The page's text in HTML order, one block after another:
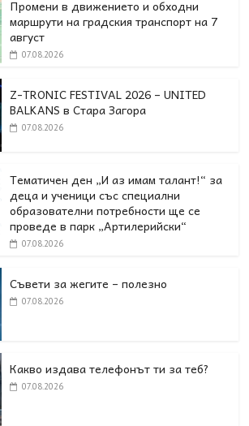
Промени в движението и обходни
маршрути на градския транспорт на 7
август
07.08.2026
Z-TRONIC FESTIVAL 2026 – UNITED
BALKANS в Стара Загора
07.08.2026
Тематичен ден „И аз имам талант!“ за
деца и ученици със специални
образователни потребности ще се
проведе в парк „Артилерийски“
07.08.2026
Съвети за жегите – полезно
07.08.2026
Какво издава телефонът ти за теб?
07.08.2026